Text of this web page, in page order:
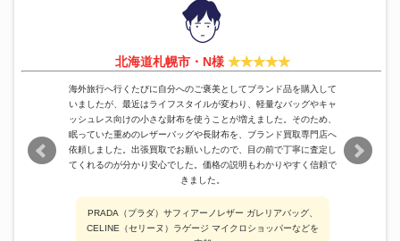
CIRCUIT ホワイト シルバー ス
ドルチェ&ガッバーナ(DOLCE＆
クロスラインストーンスックレ
ス ゴールド
スターリングシルバー 2015年製 12,600円
マイスターシュテュック 149 万
年筆
31,500円
北海道札幌市・N様
海外旅行へ行くたびに自分へのご褒美としてブランド品を購入して
いましたが、最近はライフスタイルが変わり、軽量なバッグやキャ
ッシュレス向けの小さな財布を使うことが増えました。そのため、
眠っていた重めのレザーバッグや長財布を、ブランド買取専門店へ
依頼しました。出張買取でお願いしたので、目の前で丁寧に査定し
てくれるのが分かり安心でした。価格の説明もわかりやすく信頼で
きました。
PRADA（プラダ）サフィアーノレザー ガレリアバッグ、
CELINE（セリーヌ）ラゲージ マイクロショッパーなどを